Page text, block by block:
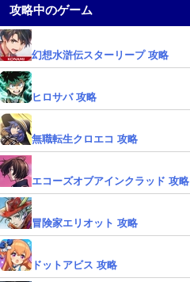
攻略中のゲーム
幻想水滸伝スターリープ 攻略
ヒロサバ 攻略
無職転生クロエコ 攻略
エコーズオブアインクラッド 攻略
冒険家エリオット 攻略
ドットアビス 攻略